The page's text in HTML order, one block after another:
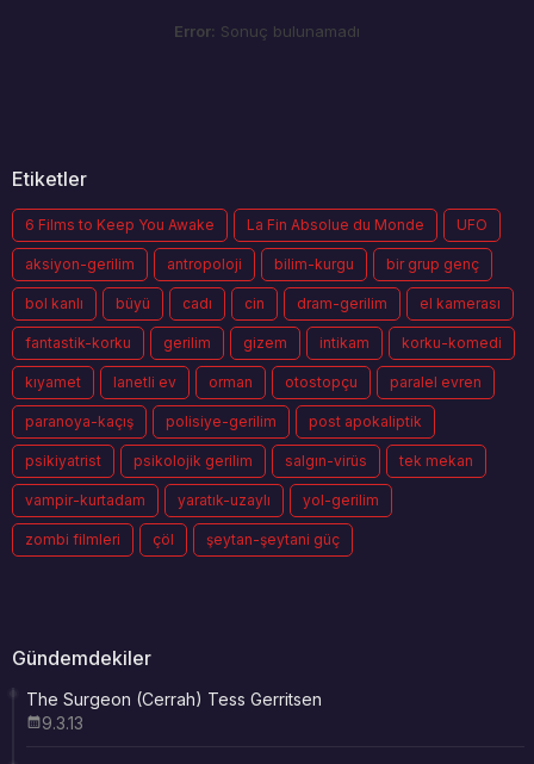
Error: Sonuç bulunamadı
Etiketler
6 Films to Keep You Awake La Fin Absolue du Monde UFO
aksiyon-gerilim antropoloji bilim-kurgu bir grup genç
bol kanlı büyü cadı cin dram-gerilim el kamerası
fantastik-korku gerilim gizem intikam korku-komedi
kıyamet lanetli ev orman otostopçu paralel evren
paranoya-kaçış polisiye-gerilim post apokaliptik
psikiyatrist psikolojik gerilim salgın-virüs tek mekan
vampir-kurtadam yaratık-uzaylı yol-gerilim
zombi filmleri çöl şeytan-şeytani güç
Gündemdekiler
The Surgeon (Cerrah) Tess Gerritsen
9.3.13